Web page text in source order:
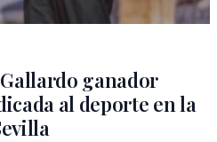
ganador
al deporte en la